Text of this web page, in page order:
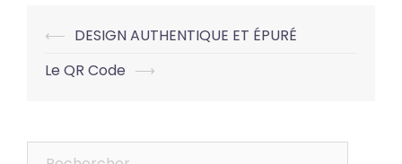
Post
navigation
⟵ DESIGN AUTHENTIQUE ET ÉPURÉ
Le QR Code ⟶
Rechercher :